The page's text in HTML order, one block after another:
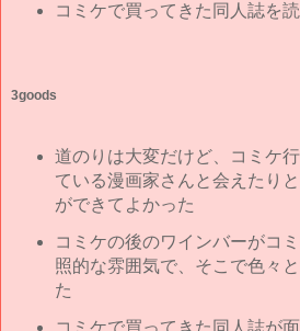
コミケで買ってきた同人誌を
3goods
道のりは大変だけど、コミケ
ている漫画家さんと会えたり
ができてよかった
コミケの後のワインバーがコ
照的な雰囲気で、そこで色々
た
コミケで買ってきた同人誌が